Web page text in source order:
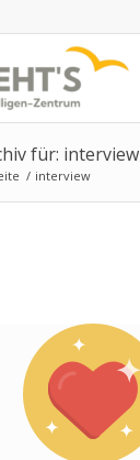
für: interview
/ interview